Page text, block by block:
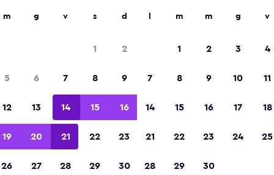
d'Europa 2023
m g v s d
1 2
5 6 7 8 9
12 13 14 15 16
19 20 21 22 23
26 27 28 29 30
m m g v
1 2 3 4
7 8 9 10 11
14 15 16 17 18
21 22 23 24 25
28 29 30